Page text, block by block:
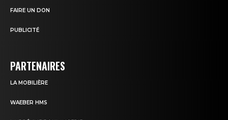
FAIRE UN DON
PUBLICITÉ
PARTENAIRES
LA MOBILIÈRE
WAEBER HMS